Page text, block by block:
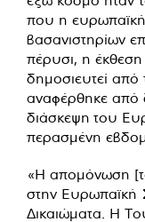
που η
βασανιστηρίων
πέρυσι, η
δημοσιευτεί από
αναφέρθηκε από
διάσκεψη του
περασμένη
«Η απομόνωση
στην Ευρωπαϊκή
Δικαιώματα. Η